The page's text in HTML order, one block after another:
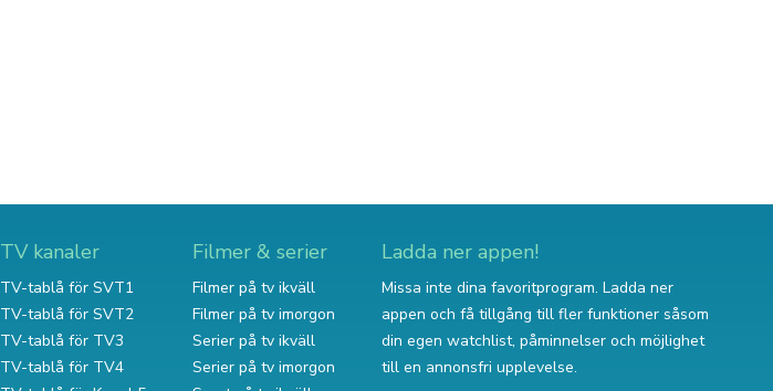
TV kanaler
TV-tablå för SVT1
TV-tablå för SVT2
TV-tablå för TV3
TV-tablå för TV4
Filmer & serier
Filmer på tv ikväll
Filmer på tv imorgon
Serier på tv ikväll
Serier på tv imorgon
Ladda ner appen!
Missa inte dina favoritprogram. Ladda ner
appen och få tillgång till fler funktioner såsom
din egen watchlist, påminnelser och möjlighet
till en annonsfri upplevelse.